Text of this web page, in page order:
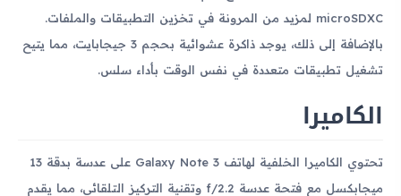
microSDXC لمزيد من المرونة في تخزين التطبيقات والملفات.
بالإضافة إلى ذلك، يوجد ذاكرة عشوائية بحجم 3 جيجابايت، مما يتيح
تشغيل تطبيقات متعددة في نفس الوقت بأداء سلس.
الكاميرا
تحتوي الكاميرا الخلفية لهاتف Galaxy Note 3 على عدسة بدقة 13
ميجابكسل مع فتحة عدسة f/2.2 وتقنية التركيز التلقائي، مما يقدم